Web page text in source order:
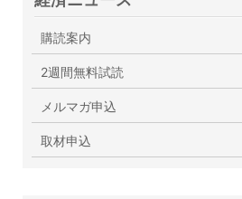
購読案内
2週間無料試読
メルマガ申込
取材申込